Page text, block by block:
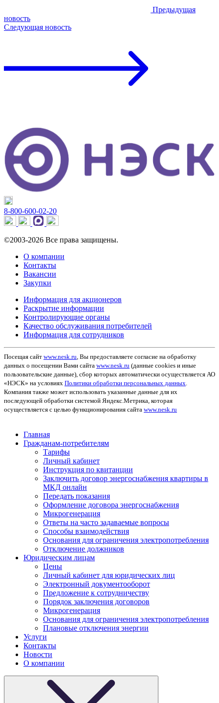
Предыдущая
новость
Следующая новость
8-800-600-02-20
©2003-2026 Все права защищены.
О компании
Контакты
Вакансии
Закупки
Информация для акционеров
Раскрытие информации
Контролирующие органы
Качество обслуживания потребителей
Информация для сотрудников
Посещая сайт www.nesk.ru , Вы предоставляете согласие на обработку
данных о посещении Вами сайта www.nesk.ru (данные cookies и иные
пользовательские данные), сбор которых автоматически осуществляется АО
«НЭСК» на условиях Политики обработки персональных данных
Компания также может использовать указанные данные для их
последующей обработки системой Яндекс.Метрика, которая
осуществляется с целью функционирования сайта www.nesk.ru
Главная
Гражданам-потребителям
Тарифы
Личный кабинет
Инструкция по квитанции
Заключить договор энергоснабжения квартиры в
МКД онлайн
Передать показания
Оформление договора энергоснабжения
Микрогенерация
Ответы на часто задаваемые вопросы
Способы взаимодействия
Основания для ограничения электропотребления
Отключение должников
Юридическим лицам
Цены
Личный кабинет для юридических лиц
Электронный документооборот
Предложение к сотрудничеству
Порядок заключения договоров
Микрогенерация
Основания для ограничения электропотребления
Плановые отключения энергии
Услуги
Контакты
Новости
О компании